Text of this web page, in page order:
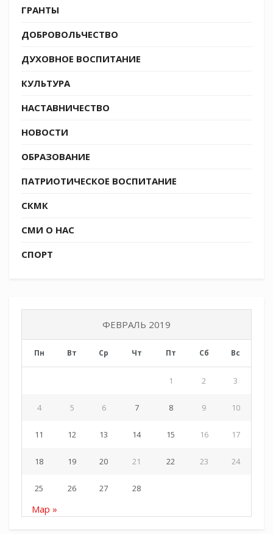
владыка Феогност.
Завершилось мероприятие парадным маршем:
образами с частицами мощей святых
воителей. Снова увидеть святыни ребята
кадетского корпуса.
Евгений Рожанский
ГРАНТЫ
ДОБРОВОЛЬЧЕСТВО
ДУХОВНОЕ ВОСПИТАНИЕ
КУЛЬТУРА
НАСТАВНИЧЕСТВО
НОВОСТИ
ОБРАЗОВАНИЕ
ПАТРИОТИЧЕСКОЕ ВОСПИТАНИЕ
СКМК
СМИ О НАС
СПОРТ
ФЕВРАЛЬ 2019
Пн Вт Ср Чт Пт Сб Вс
1 2 3
4 5 6 7 8 9 10
11 12 13 14 15 16 17
18 19 20 21 22 23 24
25 26 27 28
Мар »